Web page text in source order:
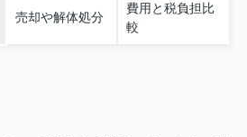
売却や解体処分
費用と税負担比
較